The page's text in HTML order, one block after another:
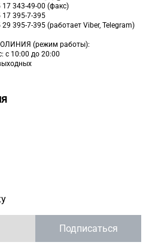
17 343-49-00 (факс)
17 395-7-395
29 395-7-395 (работает Viber, Telegram)
(режим работы):
с 10:00 до 20:00
Подписаться